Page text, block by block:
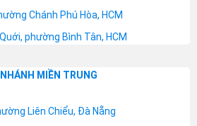
Chánh Phú Hòa, HCM
phường Bình Tân, HCM
MIỀN TRUNG
Liên Chiểu, Đà Nẵng